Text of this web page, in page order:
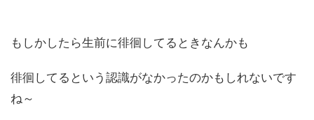
もしかしたら生前に徘徊してるときなんかも
徘徊してるという認識がなかったのかもしれないです
ね～